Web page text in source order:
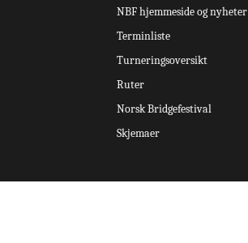
NBF hjemmeside og nyheter
Terminliste
Turneringsoversikt
Ruter
Norsk Bridgefestival
Skjemaer